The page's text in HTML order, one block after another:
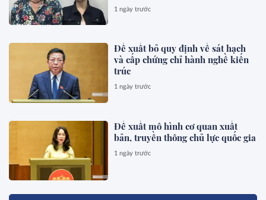
1 ngày trước
Đề xuất bỏ quy định về sát hạch
và cấp chứng chỉ hành nghề kiến
trúc
1 ngày trước
Đề xuất mô hình cơ quan xuất
bản, truyền thông chủ lực quốc gia
1 ngày trước